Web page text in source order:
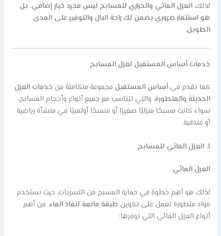
لذلك،العزل المائي والحراري للمسابح ليس مجرد خيار إضافي، بل
هو استثمار ضروري يضمن لك راحة البال والتوفير على المدى
الطويل.
خدمات أساس المستقبل لعزل المسابح
كما نقدم فيأساس المستقبل مجموعة متكاملة من خدمات العزل
الحديثة والمتطورة، والتي تتناسب مع جميع أنواع وأحجام المسابح،
سواء كانت مسبحًا منزليًا صغيرًا أو مسبحًا أولمبيًا في منشأة رياضية
أو فندقية.
1. العزل المائي للمسابح
العزل المائي
لذلك هو أهم خطوة في حماية المسبح من التسربات، حيث نستخدم
مواد متطورة تعمل على تكوين طبقة مانعة لنفاذ الماء. من أهم
أنواع العزل المائي التي نوفرها: